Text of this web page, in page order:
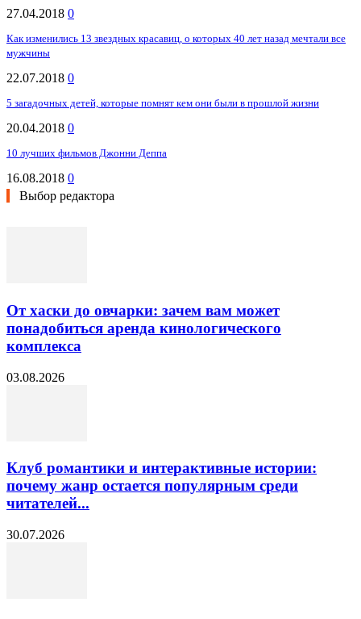
27.04.2018 0
Как изменились 13 звездных красавиц, о которых 40 лет назад мечтали все
мужчины
22.07.2018 0
5 загадочных детей, которые помнят кем они были в прошлой жизни
20.04.2018 0
10 лучших фильмов Джонни Деппа
16.08.2018 0
Выбор редактора
От хаски до овчарки: зачем вам может
понадобиться аренда кинологического
комплекса
03.08.2026
Клуб романтики и интерактивные истории:
почему жанр остается популярным среди
читателей...
30.07.2026